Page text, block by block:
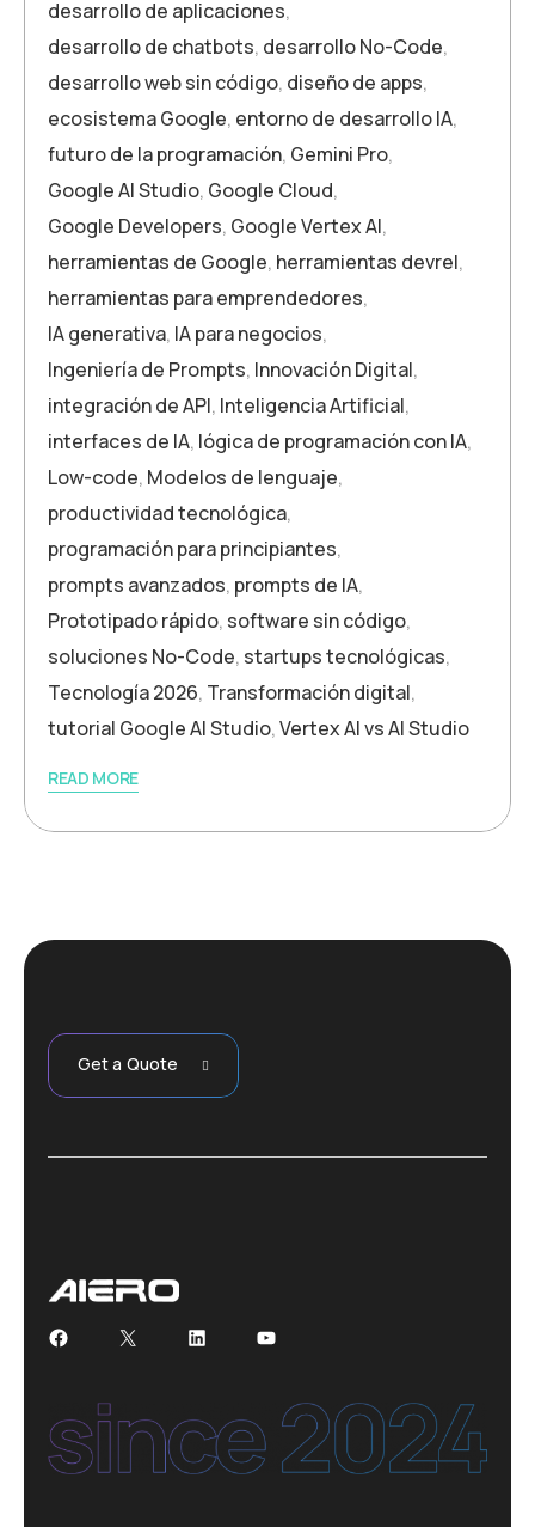
desarrollo de aplicaciones,
desarrollo de chatbots, desarrollo No-Code,
desarrollo web sin código, diseño de apps,
ecosistema Google, entorno de desarrollo IA,
futuro de la programación, Gemini Pro,
Google AI Studio, Google Cloud,
Google Developers, Google Vertex AI,
herramientas de Google, herramientas devrel,
herramientas para emprendedores,
IA generativa, IA para negocios,
Ingeniería de Prompts, Innovación Digital,
integración de API, Inteligencia Artificial,
interfaces de IA, lógica de programación con IA,
Low-code, Modelos de lenguaje,
productividad tecnológica,
programación para principiantes,
prompts avanzados, prompts de IA,
Prototipado rápido, software sin código,
soluciones No-Code, startups tecnológicas,
Tecnología 2026, Transformación digital,
tutorial Google AI Studio,Vertex AI vs AI Studio
READ MORE
Get a Quote
Facebook
X LinkedInYouTube